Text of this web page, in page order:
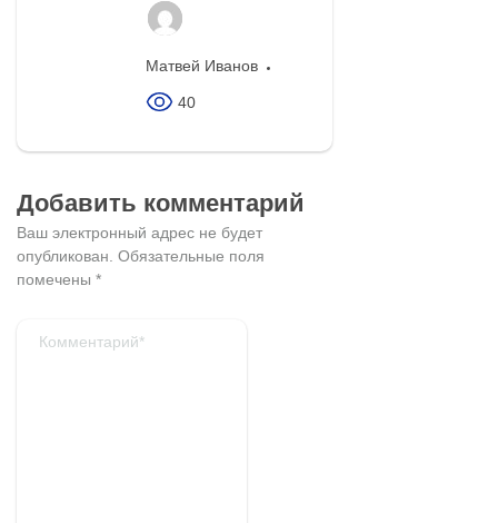
Матвей Иванов
40
Добавить комментарий
Ваш электронный адрес не будет
опубликован. Обязательные поля
помечены *